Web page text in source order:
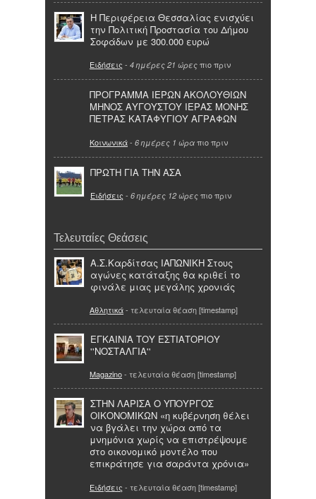
Η Περιφέρεια Θεσσαλίας ενισχύει
την Πολιτική Προστασία του Δήμου
Σοφάδων με 300.000 ευρώ
Ειδήσεις - 4 ημέρες 21 ώρες πιο πριν
ΠΡΟΓΡΑΜΜΑ ΙΕΡΩΝ ΑΚΟΛΟΥΘΙΩΝ
ΜΗΝΟΣ ΑΥΓΟΥΣΤΟΥ ΙΕΡΑΣ ΜΟΝΗΣ
ΠΕΤΡΑΣ ΚΑΤΑΦΥΓΙΟΥ ΑΓΡΑΦΩΝ
Κοινωνικά- 6 ημέρες 1 ώρα πιο πριν
ΠΡΩΤΗ ΓΙΑ ΤΗΝ ΑΣΑ
Ειδήσεις - 6 ημέρες 12 ώρες πιο πριν
Τελευταίες Θεάσεις
Α.Σ.Καρδίτσας ΙΑΠΩΝΙΚΗ Στους
αγώνες κατάταξης θα κριθεί το
φινάλε μιας μεγάλης χρονιάς
Αθλητικά- τελευταία θέαση [timestamp]
ΕΓΚΑΙΝΙΑ ΤΟΥ ΕΣΤΙΑΤΟΡΙΟΥ
''ΝΟΣΤΑΛΓΙΑ''
Magazino- τελευταία θέαση [timestamp]
ΣΤΗΝ ΛΑΡΙΣΑ Ο ΥΠΟΥΡΓΟΣ
ΟΙΚΟΝΟΜΙΚΩΝ «η κυβέρνηση θέλει
να βγάλει την χώρα από τα
μνημόνια χωρίς να επιστρέψουμε
στο οικονομικό μοντέλο που
επικράτησε για σαράντα χρόνια»
Ειδήσεις - τελευταία θέαση [timestamp]